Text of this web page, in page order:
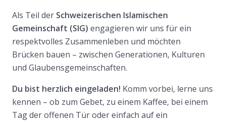
Als Teil der Schweizerischen Islamischen
Gemeinschaft (SIG) engagieren wir uns für ein
respektvolles Zusammenleben und möchten
Brücken bauen – zwischen Generationen, Kulturen
und Glaubensgemeinschaften.
Du bist herzlich eingeladen! Komm vorbei, lerne uns
kennen – ob zum Gebet, zu einem Kaffee, bei einem
Tag der offenen Tür oder einfach auf ein